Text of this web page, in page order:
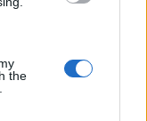
the